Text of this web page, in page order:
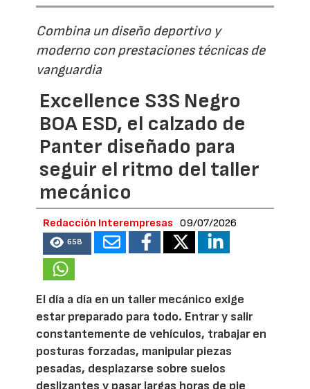
Combina un diseño deportivo y
moderno con prestaciones técnicas de
vanguardia
Excellence S3S Negro
BOA ESD, el calzado de
Panter diseñado para
seguir el ritmo del taller
mecánico
Redacción Interempresas 09/07/2026
658
El día a día en un taller mecánico exige
estar preparado para todo. Entrar y salir
constantemente de vehículos, trabajar en
posturas forzadas, manipular piezas
pesadas, desplazarse sobre suelos
deslizantes y pasar largas horas de pie